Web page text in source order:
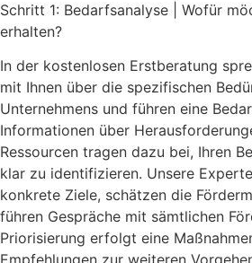
Schritt 1: Bedarfsanalyse | Wofür
erhalten?
In der kostenlosen Erstberatung
mit Ihnen über die spezifischen
Unternehmens und führen eine
Informationen über
Ressourcen tragen dazu bei, Ihren
klar zu identifizieren. Unsere
konkrete Ziele, schätzen die
führen Gespräche mit sämtlichen
Priorisierung erfolgt eine